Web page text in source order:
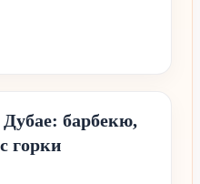
барбекю,
горки